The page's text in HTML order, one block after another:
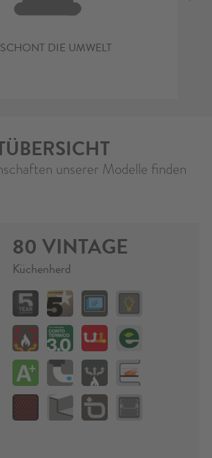
SCHONT DIE UMWELT
unserer Modelle finden
80 VINTAGE
Küchenherd